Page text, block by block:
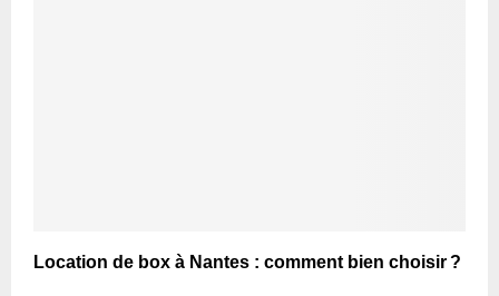
Location de box à Nantes : comment bien choisir ?